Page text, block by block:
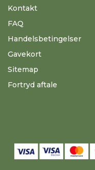
Kontakt
FAQ
Handelsbetingelser
Gavekort
Sitemap
Fortryd aftale